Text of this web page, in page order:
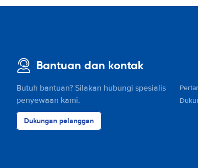
Bantuan dan kontak
Butuh bantuan? Silakan hubungi spesialis
penyewaan kami.
Dukungan pelanggan